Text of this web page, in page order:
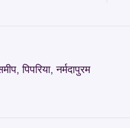
पिपरिया, नर्मदापुरम